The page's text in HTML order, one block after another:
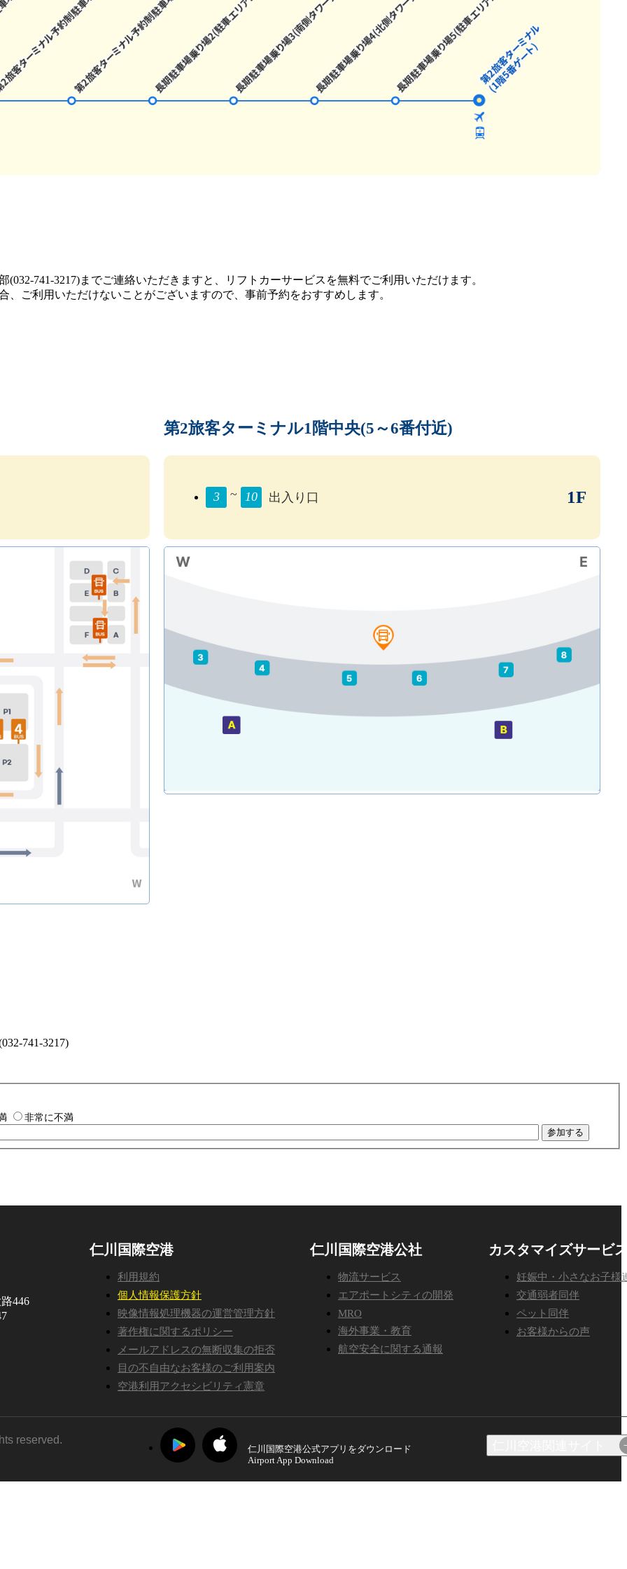
741-3217)までご連絡いただきますと、リフトカーサービスを無料でご利用いただけます。
ご利用いただけないことがございますので、事前予約をおすすめします。
第2旅客ターミナル1階中央(5～6番付近)
3 ~ 10 出入り口 1F
741-3217)
非常に不満
参加する
446
仁川国際空港
利用規約
個人情報保護方針
映像情報処理機器の運営管理方針
著作権に関するポリシー
メールアドレスの無断収集の拒否
目の不自由なお客様のご利用案内
空港利用アクセシビリティ憲章
仁川国際空港公社
物流サービス
エアポートシティの開発
MRO
海外事業・教育
航空安全に関する通報
カスタマイズサービ
妊娠中・小さなお子様
交通弱者同伴
ペット同伴
お客様からの声
reserved.
仁川国際空港公式アプリをダウンロード
Airport App Download
インターネット請求システ
ム